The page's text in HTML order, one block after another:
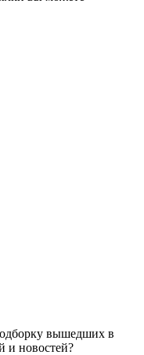
вышедших в
и новостей?